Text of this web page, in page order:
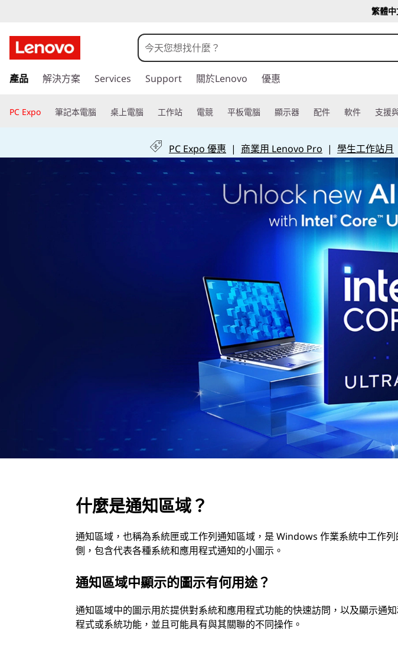
麼
是
知
繁體
至
要
產品 解決方案 Services Support 關於Lenovo 優惠
PC Expo 筆記本電腦 桌上電腦 工作站 電競 平板電腦 顯示器 配件 軟件 支援
PC Expo 優惠 | 商業用 Lenovo Pro | 學生工作站月
什麼是通知區域？
通知區域，也稱為系統匣或工作列通知區域，是 Windows 作業系統中工作
側，包含代表各種系統和應用程式通知的小圖示。
通知區域中顯示的圖示有何用途？
通知區域中的圖示用於提供對系統和應用程式功能的快速訪問，以及顯示通
程式或系統功能，並且可能具有與其關聯的不同操作。